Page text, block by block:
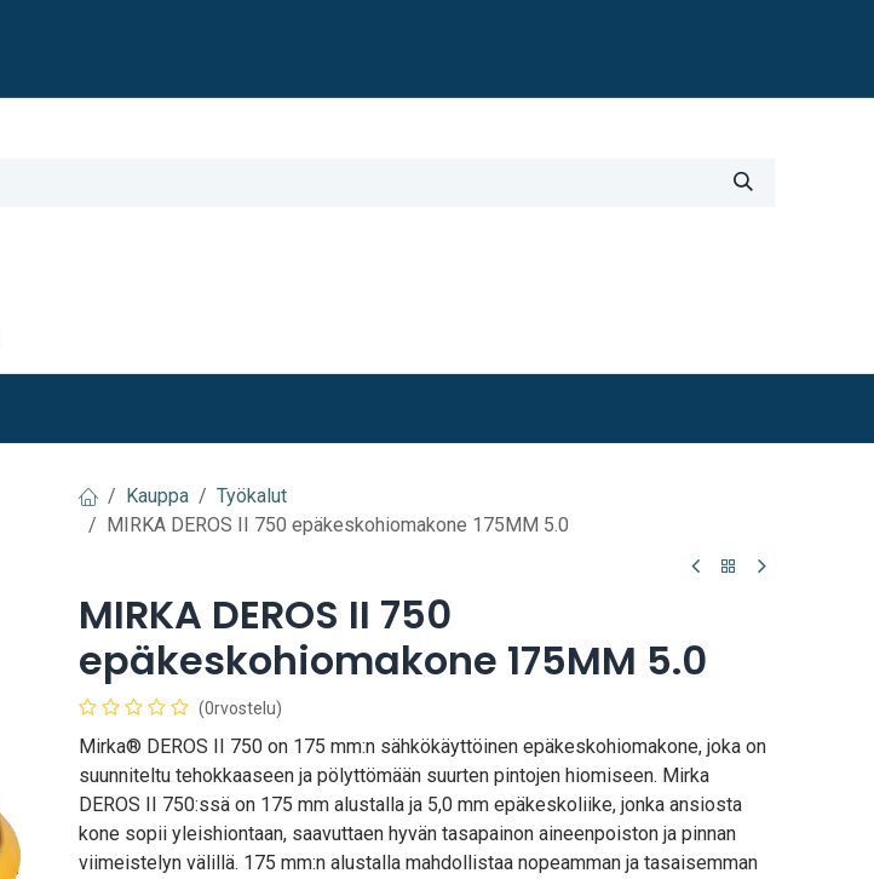
Kauppa
Työkalut
MIRKA DEROS II 750 epäkeskohiomakone 175MM 5.0
MIRKA DEROS II 750
epäkeskohiomakone 175MM 5.0
(0rvostelu)
Mirka® DEROS II 750 on 175 mm:n sähkökäyttöinen epäkeskohiomakone, joka on
suunniteltu tehokkaaseen ja pölyttömään suurten pintojen hiomiseen. Mirka
DEROS II 750:ssä on 175 mm alustalla ja 5,0 mm epäkeskoliike, jonka ansiosta
kone sopii yleishiontaan, saavuttaen hyvän tasapainon aineenpoiston ja pinnan
viimeistelyn välillä. 175 mm:n alustalla mahdollistaa nopeamman ja tasaisemman